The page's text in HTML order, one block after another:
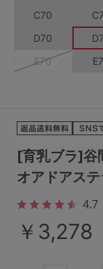
その他から探す
ランキング
高評価レビューアイテ
特集ページ
[育乳ブラ]谷
オアドアス
4.7
￥3,278
C70
D70
E70